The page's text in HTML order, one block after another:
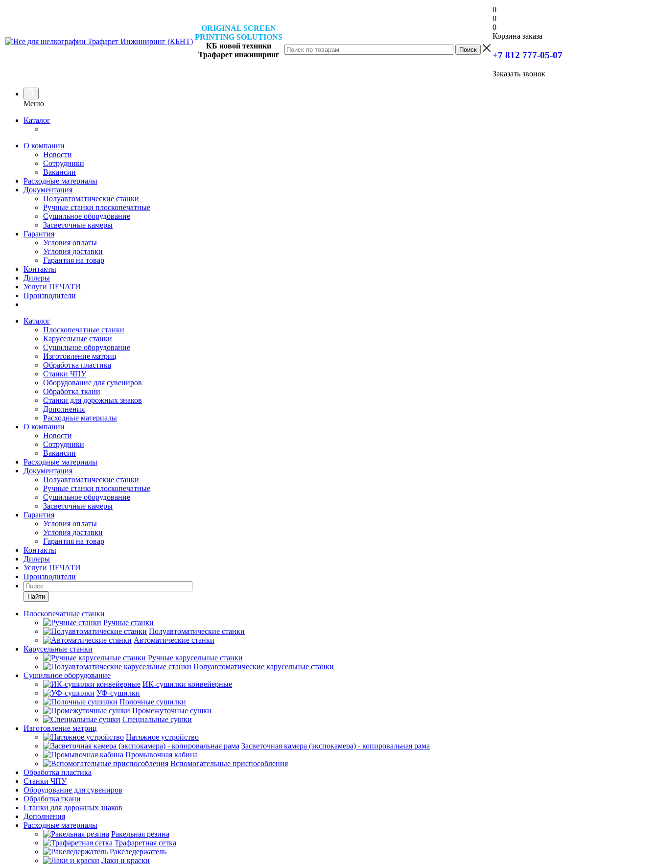
ORIGINAL SCREEN
PRINTING SOLUTIONS
КБ новой техники
Трафарет инжиниринг
0
0
0
Корзина заказа
+7 812 777-05-07
Заказать звонок
Меню
Каталог
О компании
Новости
Сотрудники
Вакансии
Расходные материалы
Документация
Полуавтоматические станки
Ручные станки плоскопечатные
Сушильное оборудование
Засветочные камеры
Гарантия
Условия оплаты
Условия доставки
Гарантия на товар
Контакты
Дилеры
Услуги ПЕЧАТИ
Производители
Каталог
Плоскопечатные станки
Карусельные станки
Сушильное оборудование
Изготовление матриц
Обработка пластика
Станки ЧПУ
Оборудование для сувениров
Обработка ткани
Станки для дорожных знаков
Дополнения
Расходные материалы
О компании
Новости
Сотрудники
Вакансии
Расходные материалы
Документация
Полуавтоматические станки
Ручные станки плоскопечатные
Сушильное оборудование
Засветочные камеры
Гарантия
Условия оплаты
Условия доставки
Гарантия на товар
Контакты
Дилеры
Услуги ПЕЧАТИ
Производители
Найти
Плоскопечатные станки
Ручные станки
Полуавтоматические станки
Автоматические станки
Карусельные станки
Ручные карусельные станки
Полуавтоматические карусельные станки
Сушильное оборудование
ИК-сушилки конвейерные
УФ-сушилки
Полочные сушилки
Промежуточные сушки
Специальные сушки
Изготовление матриц
Натяжное устройство
Засветочная камера (экспокамера) - копировальная рама
Промывочная кабина
Вспомогательные приспособления
Обработка пластика
Станки ЧПУ
Оборудование для сувениров
Обработка ткани
Станки для дорожных знаков
Дополнения
Расходные материалы
Ракельная резина
Трафаретная сетка
Ракеледержатель
Лаки и краски